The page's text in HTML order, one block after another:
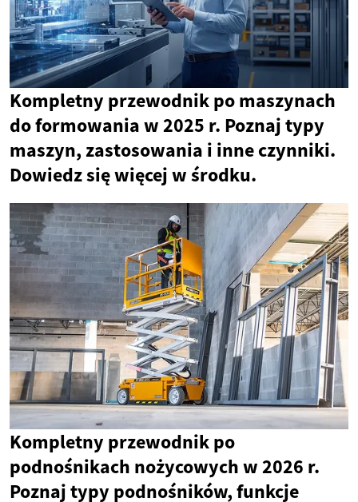
Kompletny przewodnik po maszynach
do formowania w 2025 r. Poznaj typy
maszyn, zastosowania i inne czynniki.
Dowiedz się więcej w środku.
Kompletny przewodnik po
podnośnikach nożycowych w 2026 r.
Poznaj typy podnośników, funkcje